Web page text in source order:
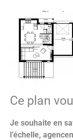
Plan du
Ce plan
Je souhaite en
l’échelle,